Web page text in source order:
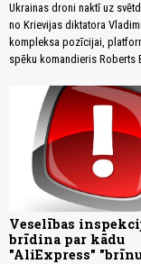
Ukrainas droni naktī uz
no Krievijas diktatora
kompleksa pozīcijai,
spēku komandieris Roberts
Veselības
brīdina par kādu
"AliExpress"